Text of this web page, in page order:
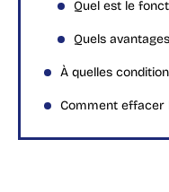
Quel est le
Quels
À quelles
Comment effacer